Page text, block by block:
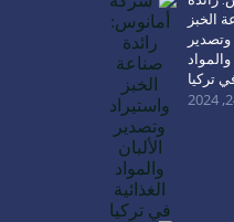
الخبز
وتصدير
والمواد
تركيا